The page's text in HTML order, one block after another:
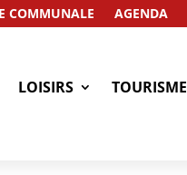
COMMUNALE AGENDA
LOISIRS TOURISME